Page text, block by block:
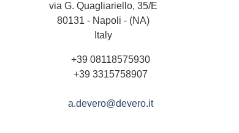
via G. Quagliariello, 35/E
80131 - Napoli - (NA)
Italy
+39 08118575930
+39 3315758907
a.devero@devero.it